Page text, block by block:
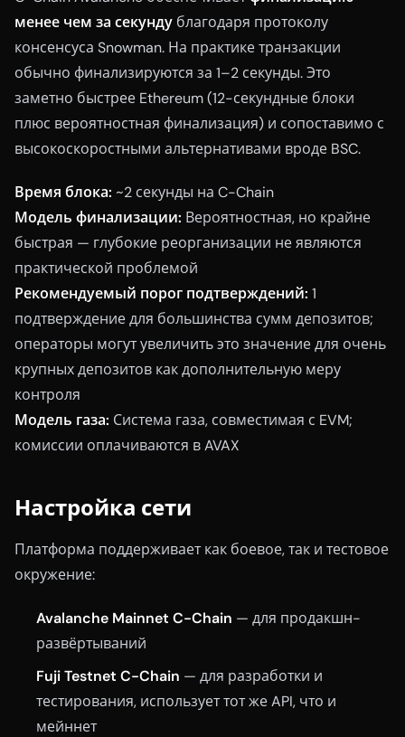
менее чем за секунду благодаря протоколу
консенсуса Snowman. На практике транзакции
обычно финализируются за 1–2 секунды. Это
заметно быстрее Ethereum (12-секундные блоки
плюс вероятностная финализация) и сопоставимо с
высокоскоростными альтернативами вроде BSC.
Время блока: ~2 секунды на C-Chain
Модель финализации: Вероятностная, но крайне
быстрая — глубокие реорганизации не являются
практической проблемой
Рекомендуемый порог подтверждений: 1
подтверждение для большинства сумм депозитов;
операторы могут увеличить это значение для очень
крупных депозитов как дополнительную меру
контроля
Модель газа: Система газа, совместимая с EVM;
комиссии оплачиваются в AVAX
Настройка сети
Платформа поддерживает как боевое, так и тестовое
окружение:
Avalanche Mainnet C-Chain — для продакшн-
развёртываний
Fuji Testnet C-Chain — для разработки и
тестирования, использует тот же API, что и
мейннет